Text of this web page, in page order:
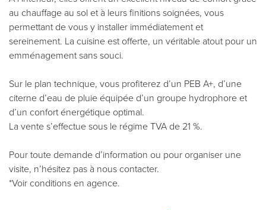
au chauffage au sol et à leurs finitions soignées, vous
permettant de vous y installer immédiatement et
sereinement. La cuisine est offerte, un véritable atout pour un
emménagement sans souci.
Sur le plan technique, vous profiterez d’un PEB A+, d’une
citerne d’eau de pluie équipée d’un groupe hydrophore et
d’un confort énergétique optimal.
La vente s’effectue sous le régime TVA de 21 %.
Pour toute demande d’information ou pour organiser une
visite, n’hésitez pas à nous contacter.
*Voir conditions en agence.